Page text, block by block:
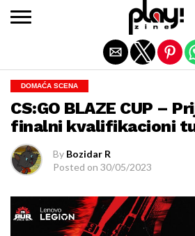
DOMAĆA SCENA
CS:GO BLAZE CUP –
finalni kvalifikacioni
By Bozidar R
Posted on 30/05/2023
Exit mobile